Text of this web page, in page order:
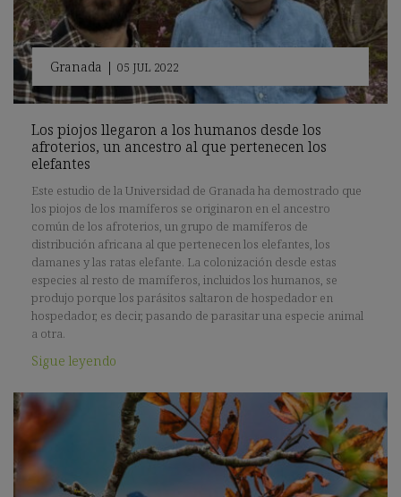
Granada | 05 JUL 2022
Los piojos llegaron a los humanos desde los
afroterios, un ancestro al que pertenecen los
elefantes
Este estudio de la Universidad de Granada ha demostrado que
los piojos de los mamíferos se originaron en el ancestro
común de los afroterios, un grupo de mamíferos de
distribución africana al que pertenecen los elefantes, los
damanes y las ratas elefante. La colonización desde estas
especies al resto de mamíferos, incluidos los humanos, se
produjo porque los parásitos saltaron de hospedador en
hospedador, es decir, pasando de parasitar una especie animal
a otra.
Sigue leyendo